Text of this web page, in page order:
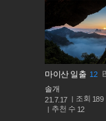
마이산 일출 12
솔개
21.7.17
조회 189
추천 수 12